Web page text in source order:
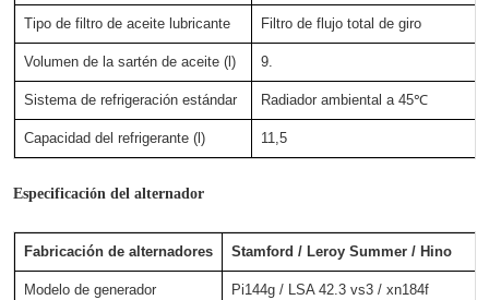
Tipo de filtro de aceite lubricante Filtro de flujo total de giro
Volumen de la sartén de aceite (l) 9.
Sistema de refrigeración estándar Radiador ambiental a 45℃
Capacidad del refrigerante (l) 11,5
Especificación del alternador
Fabricación de alternadores Stamford / Leroy Summer / Hino
Modelo de generador Pi144g / LSA 42.3 vs3 / xn184f